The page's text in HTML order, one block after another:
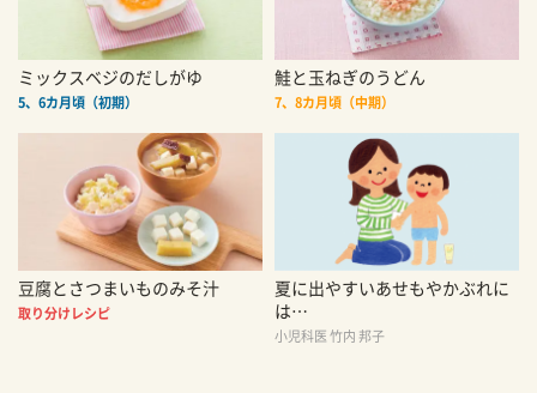
ミックスベジのだしがゆ
5、6カ月頃（初期）
鮭と玉ねぎのうどん
7、8カ月頃（中期）
豆腐とさつまいものみそ汁
取り分けレシピ
夏に出やすいあせもやかぶれに
は…
小児科医 竹内 邦子